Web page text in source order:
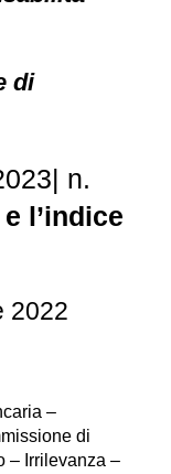
di
n.
l’indice
2022
–
di
– Irrilevanza –